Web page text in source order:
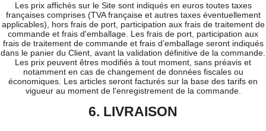
Les prix affichés sur le Site sont indiqués en euros toutes taxes
françaises comprises (TVA française et autres taxes éventuellement
applicables), hors frais de port, participation aux frais de traitement de
commande et frais d'emballage. Les frais de port, participation aux
frais de traitement de commande et frais d’emballage seront indiqués
dans le panier du Client, avant la validation définitive de la commande.
Les prix peuvent êtres modifiés à tout moment, sans préavis et
notamment en cas de changement de données fiscales ou
économiques. Les articles seront facturés sur la base des tarifs en
vigueur au moment de l'enregistrement de la commande.
6. LIVRAISON